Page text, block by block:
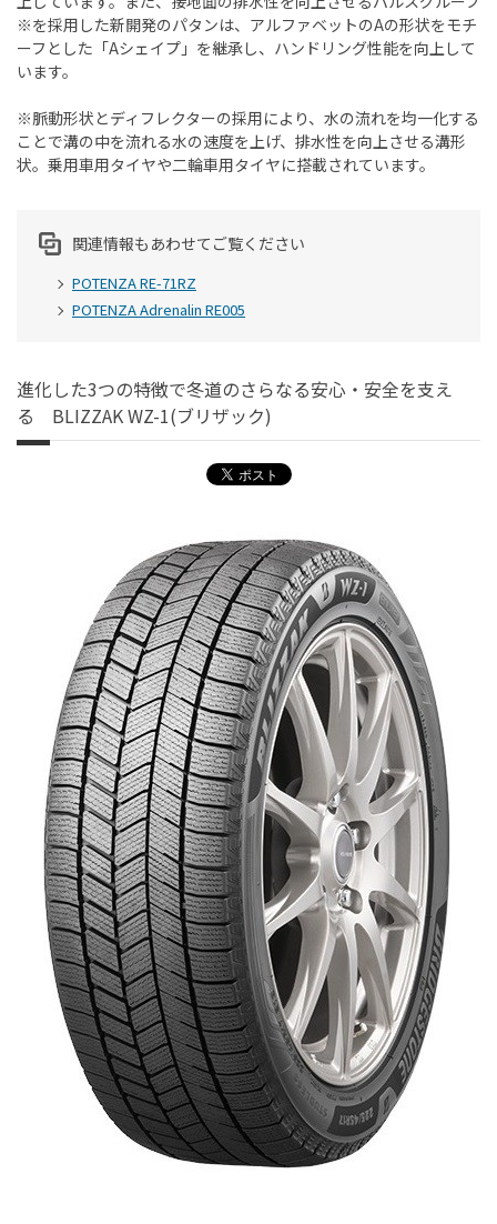
※を採用した新開発のパタンは、アルファベットのAの形状をモチ
ーフとした「Aシェイプ」を継承し、ハンドリング性能を向上して
います。
※脈動形状とディフレクターの採用により、水の流れを均一化する
ことで溝の中を流れる水の速度を上げ、排水性を向上させる溝形
状。乗用車用タイヤや二輪車用タイヤに搭載されています。
関連情報もあわせてご覧ください
POTENZA RE-71RZ
POTENZA Adrenalin RE005
進化した3つの特徴で冬道のさらなる安心・安全を支え
る BLIZZAK WZ-1(ブリザック)